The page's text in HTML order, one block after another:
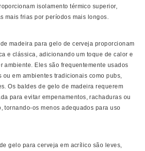
isolamento térmico superior,
mais frias por períodos mais longos.
madeira para gelo de cerveja proporcionam
e clássica, adicionando um toque de calor e
ambiente. Eles são frequentemente usados
ou em ambientes tradicionais como pubs,
Os baldes de gelo de madeira requerem
para evitar empenamentos, rachaduras ou
tornando-os menos adequados para uso
gelo para cerveja em acrílico são leves,